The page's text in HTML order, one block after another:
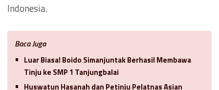
Indonesia.
Baca Juga
Luar Biasa! Boido Simanjuntak Berhasil Membawa
Tinju ke SMP 1 Tanjungbalai
Huswatun Hasanah dan Petinju Pelatnas Asian